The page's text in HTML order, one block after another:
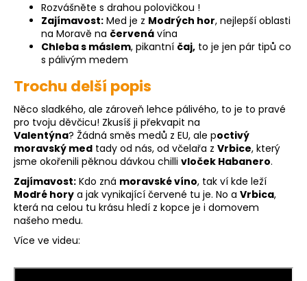
Rozvášněte s drahou polovičkou !
Zajímavost: Med je z Modrých hor, nejlepší oblasti
na Moravě na červená vína
Chleba s máslem, pikantní čaj, to je jen pár tipů co
s pálivým medem
Trochu delší popis
Něco sladkého, ale zároveň lehce pálivého, to je to pravé
pro tvoju děvčicu! Zkusíš ji překvapit na
Valentýna? Žádná směs medů z EU, ale poctivý
moravský med tady od nás, od včelařa z Vrbice, který
jsme okořenili pěknou dávkou chilli vloček Habanero.
Zajímavost: Kdo zná moravské víno, tak ví kde leží
Modré hory a jak vynikající červené tu je. No a Vrbica,
která na celou tu krásu hledí z kopce je i domovem
našeho medu.
Více ve videu:
200